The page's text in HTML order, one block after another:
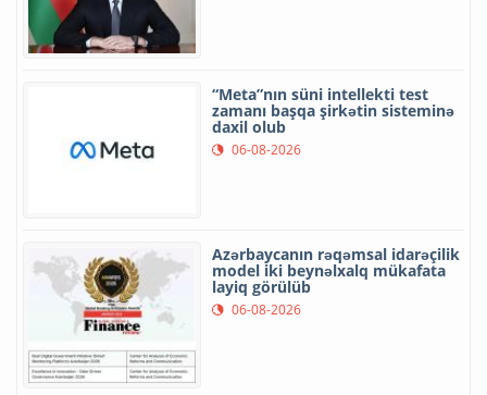
“Meta”nın süni intellekti test
zamanı başqa şirkətin sisteminə
daxil olub
06-08-2026
Azərbaycanın rəqəmsal idarəçilik
model iki beynəlxalq mükafata
layiq görülüb
06-08-2026